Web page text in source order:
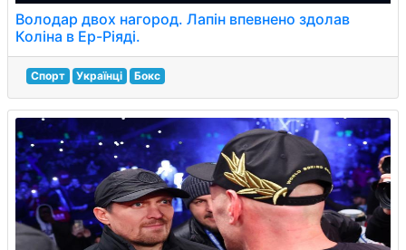
Володар двох нагород. Лапін впевнено здолав
Коліна в Ер-Ріяді.
Спорт Українці Бокс